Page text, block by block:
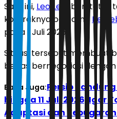
Saat ini, Leo Lelis
berstatus
kontraknya bersama
pada 1 Juli 2026.
Situasi tersebut membuat
bebas bernegosiasi
Baca Juga:Persib
hingga 11 Juli 2026, Igor
Adaptasi dan Kebugaran